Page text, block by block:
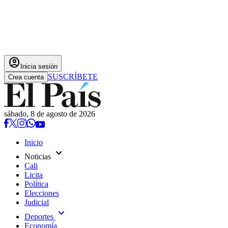
account_circle Inicia sesión
Crea cuenta SUSCRÍBETE
sábado, 8 de agosto de 2026
Inicio
Noticias expand_more
Cali
Licita
Política
Elecciones
Judicial
Deportes expand_more
Economía